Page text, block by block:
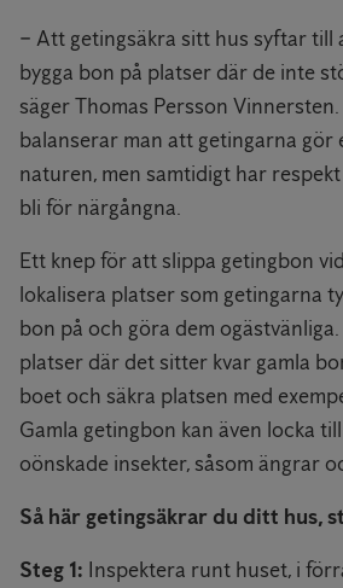
− Att getingsäkra sitt hus syftar till
bygga bon på platser där de inte
säger Thomas Persson
balanserar man att getingarna gör
naturen, men samtidigt har
bli för närgångna.
Ett knep för att slippa getingbon
lokalisera platser som getingarna
bon på och göra dem
platser där det sitter kvar gamla
boet och säkra platsen med
Gamla getingbon kan även locka
oönskade insekter, såsom ängrar
Så här getingsäkrar du ditt hus,
Steg 1: Inspektera runt huset, i